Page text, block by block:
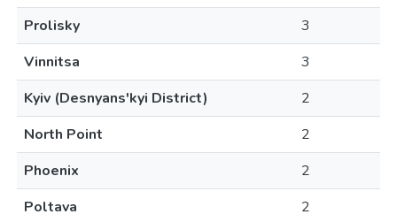
Prolisky
3
Vinnitsa
3
Kyiv (Desnyans'kyi District)
2
North Point
2
Phoenix
2
Poltava
2